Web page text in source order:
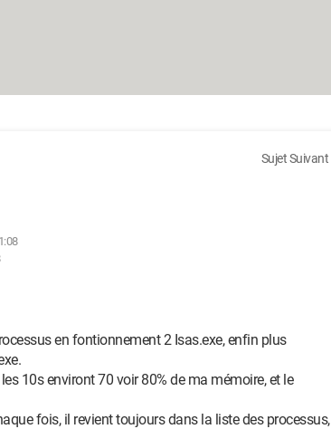
Sujet Suivant
en fontionnement 2 Isas.exe, enfin plus
10s environt 70 voir 80% de ma mémoire, et le
fois, il revient toujours dans la liste des processus,